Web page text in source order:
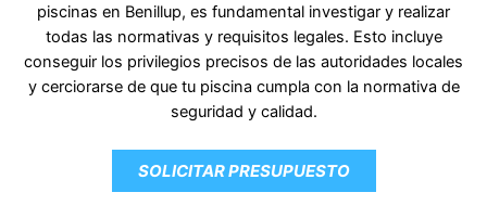
piscinas en Benillup, es fundamental investigar y realizar
todas las normativas y requisitos legales. Esto incluye
conseguir los privilegios precisos de las autoridades locales
y cerciorarse de que tu piscina cumpla con la normativa de
seguridad y calidad.
SOLICITAR PRESUPUESTO